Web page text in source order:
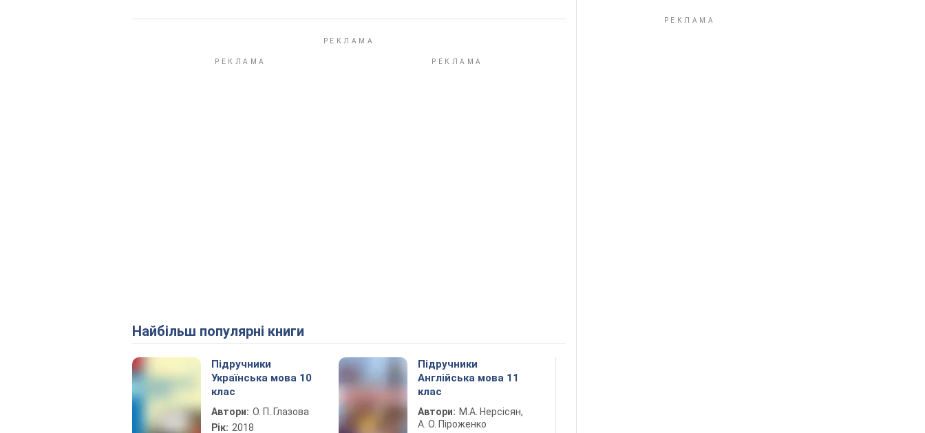
Найбільш популярні книги
Підручники
Українська мова 10
клас
Автори: О. П. Глазова
Рік: 2018
Підручники
Англійська мова 11
клас
Автори: М.А. Нерсісян,
А. О. Піроженко